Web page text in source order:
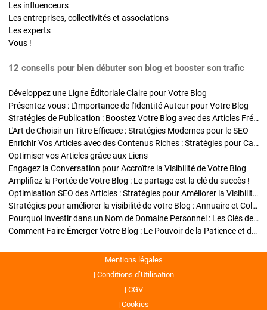
Les influenceurs
Les entreprises, collectivités et associations
Les experts
Vous !
12 conseils pour bien débuter son blog et booster son trafic
Développez une Ligne Éditoriale Claire pour Votre Blog
Présentez-vous : L'Importance de l'Identité Auteur pour Votre Blog
Stratégies de Publication : Boostez Votre Blog avec des Articles Fréquents et Exclusifs
L'Art de Choisir un Titre Efficace : Stratégies Modernes pour le SEO
Enrichir Vos Articles avec des Contenus Riches : Stratégies pour Captiver et Optimiser
Optimiser vos Articles grâce aux Liens
Engagez la Conversation pour Accroître la Visibilité de Votre Blog
Amplifiez la Portée de Votre Blog : Le partage est la clé du succès !
Optimisation SEO des Articles : Stratégies pour Améliorer la Visibilité de Votre Blog
Stratégies pour améliorer la visibilité de votre Blog : Annuaire et Collaborations
Pourquoi Investir dans un Nom de Domaine Personnel : Les Clés de la Réussite de Votre Blog
Comment Faire Émerger Votre Blog : Le Pouvoir de la Patience et de la Persévérance
Mentions légales
Conditions d’Utilisation
CGV
Cookies